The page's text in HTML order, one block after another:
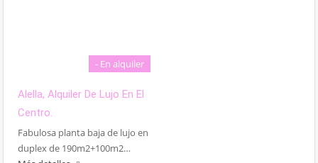
- En alquiler
Alella, Alquiler De Lujo En El
Centro.
Fabulosa planta baja de lujo en
duplex de 190m2+100m2…